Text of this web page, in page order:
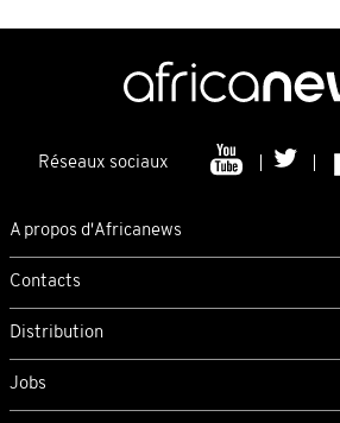
Réseaux sociaux
A propos d'Africanews
Contacts
Distribution
Jobs